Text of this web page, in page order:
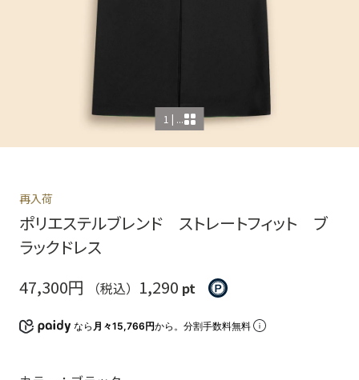
1 | ...
再入荷
ポリエステルブレンド ストレートフィット ブ
ラックドレス
47,300円
（税込） 1,290 pt
なら 月々15,766円から。分割手数料無料